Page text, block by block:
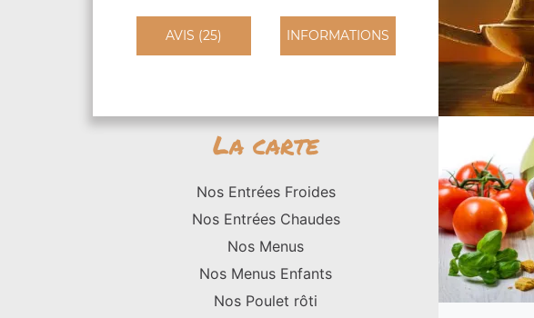
AVIS (25) INFORMATIONS
La carte
Nos Entrées Froides
Nos Entrées Chaudes
Nos Menus
Nos Menus Enfants
Nos Poulet rôti